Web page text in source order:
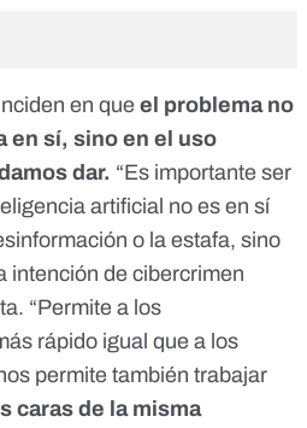
en que el problema no
en sí, sino en el uso
dar. “Es importante ser
artificial no es en sí
o la estafa, sino
intención de cibercrimen
“Permite a los
rápido igual que a los
permite también trabajar
caras de la misma